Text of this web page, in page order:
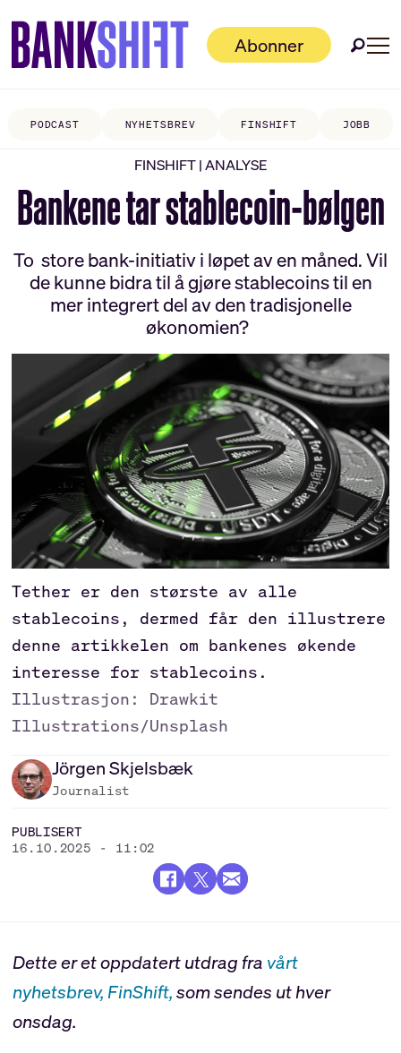
Abonner
PODCAST NYHETSBREV FINSHIFT JOBB
FINSHIFT | ANALYSE
Bankene tar stablecoin-bølgen
To store bank-initiativ i løpet av en måned. Vil
de kunne bidra til å gjøre stablecoins til en
mer integrert del av den tradisjonelle
økonomien?
Tether er den største av alle
stablecoins, dermed får den illustrere
denne artikkelen om bankenes økende
interesse for stablecoins.
Illustrasjon: Drawkit
Illustrations/Unsplash
JörgenSkjelsbæk
Journalist
PUBLISERT
16.10.2025 - 11:02
Dette er et oppdatert utdrag fra vårt
nyhetsbrev, FinShift,som sendes ut hver
onsdag.